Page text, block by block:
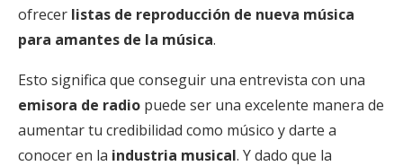
ofrecer listas de reproducción de nueva música
para amantes de la música.
Esto significa que conseguir una entrevista con una
emisora de radio puede ser una excelente manera de
aumentar tu credibilidad como músico y darte a
conocer en la industria musical. Y dado que la